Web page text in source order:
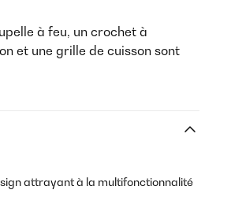
à feu, un crochet à
et une grille de cuisson sont
attrayant à la multifonctionnalité